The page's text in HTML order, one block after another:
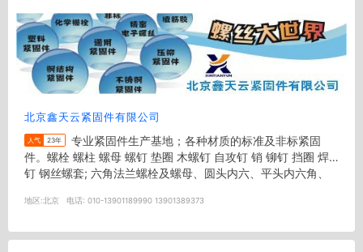
北京鑫天云紧固件有限公司
人气 23年
件。螺栓 螺柱 螺母 螺钉 垫圈 木螺钉 自攻钉 销 铆钉 挡圈 焊
钉 钢丝螺套; 六角法兰螺栓及螺母、圆头内六、平头内六角、
地区:北京 电话: 010-13901189990 13901389373